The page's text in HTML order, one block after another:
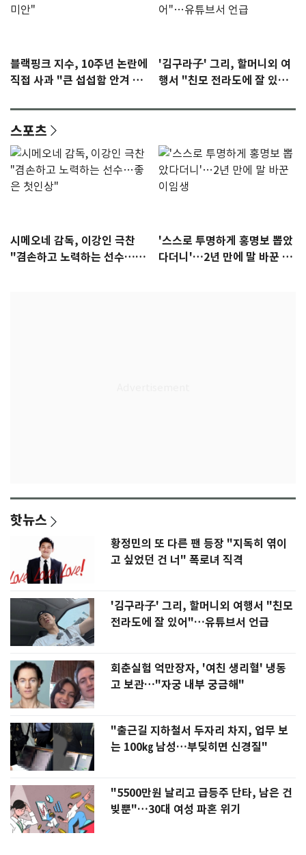
블랙핑크 지수, 10주년 논란에
직접 사과 "큰 섭섭함 안겨 미
'김구라子' 그리, 할머니외 여
행서 "친모 전라도에 잘 있
스포츠
시메오네 감독, 이강인 극찬
"겸손하고 노력하는 선수…좋
'스스로 투명하게 홍명보 뽑았
다더니'…2년 만에 말 바꾼 이
핫뉴스
황정민의 또 다른 팬 등장 "지독히 엮이
고 싶었던 건 너" 폭로녀 직격
'김구라子' 그리, 할머니외 여행서 "친모
전라도에 잘 있어"…유튜브서 언급
회춘실험 억만장자, '여친 생리혈' 냉동
고 보관…"자궁 내부 궁금해"
"출근길 지하철서 두자리 차지, 업무 보
는 100㎏ 남성…부딪히면 신경질"
"5500만원 날리고 급등주 단타, 남은 건
빚뿐"…30대 여성 파혼 위기